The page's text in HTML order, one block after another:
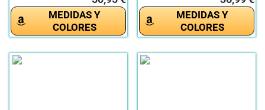
MEDIDAS Y
COLORES
MEDIDAS Y
COLORES